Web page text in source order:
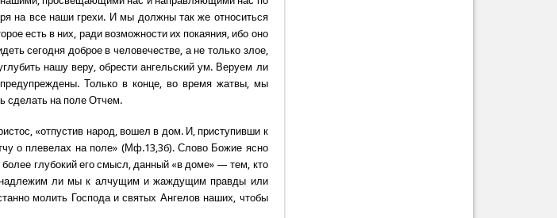
на все наши грехи. И мы должны так же относиться
есть в них, ради возможности их покаяния, ибо оно
сегодня доброе в человечестве, а не только злое,
нашу веру, обрести ангельский ум. Веруем ли
Только в конце, во время жатвы, мы
сделать на поле Отчем.
«отпустив народ, вошел в дом. И, приступивши к
о плевелах на поле» (Мф.13,3б). Слово Божие ясно
глубокий его смысл, данный «в доме» — тем, кто
ли мы к алчущим и жаждущим правды или
молить Господа и святых Ангелов наших, чтобы